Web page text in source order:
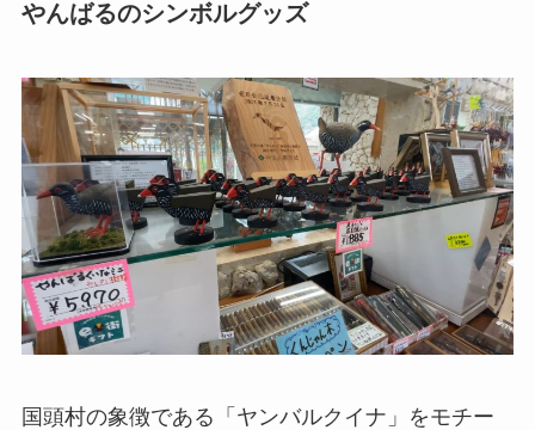
やんばるのシンボルグッズ
国頭村の象徴である「ヤンバルクイナ」をモチー